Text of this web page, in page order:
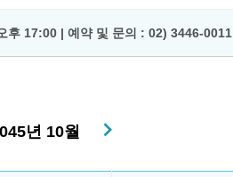
후 17:00 | 예약 및 문의 : 02) 3446-0011
년 10월